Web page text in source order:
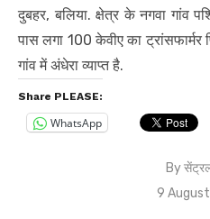
दुबहर, बलिया. क्षेत्र के नगवा गांव
पास लगा 100 केवीए का
गांव में अंधेरा व्याप्त है.
Share PLEASE:
WhatsApp
By
Posted
9